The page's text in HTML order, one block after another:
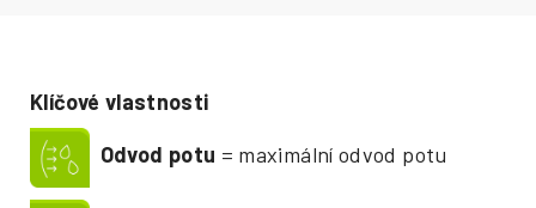
Klíčové vlastnosti
Odvod potu = maximální odvod potu